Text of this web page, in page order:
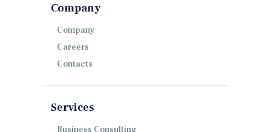
Company
Company
Careers
Contacts
Services
Business Consulting